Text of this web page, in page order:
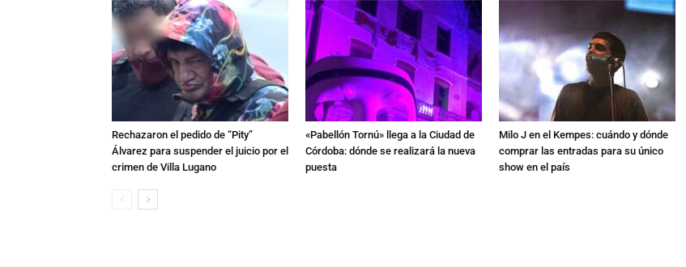
Rechazaron el pedido de “Pity”
Álvarez para suspender el juicio por el
crimen de Villa Lugano
«Pabellón Tornú» llega a la Ciudad de
Córdoba: dónde se realizará la nueva
puesta
Milo J en el Kempes: cuándo y dónde
comprar las entradas para su único
show en el país